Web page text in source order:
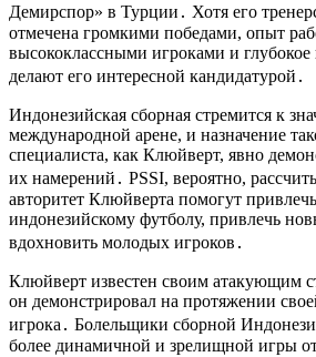
Демирспор» в Турции․ Хотя его
отмечена громкими победами, опыт
высококлассными игроками и
делают его интересной кандидатурой․
Индонезийская сборная стремится к
международной арене, и назначение
специалиста, как Клюйверт, явно
их намерений․ PSSI, вероятно,
авторитет Клюйверта помогут
индонезийскому футболу, привлечь
вдохновить молодых игроков․
Клюйверт известен своим атакующим
он демонстрировал на протяжении
игрока․ Болельщики сборной
более динамичной и зрелищной игры